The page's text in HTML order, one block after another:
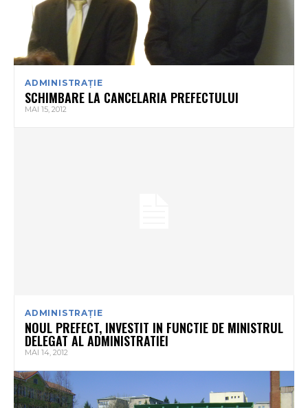
ADMINISTRAȚIE
SCHIMBARE LA CANCELARIA PREFECTULUI
MAI 15, 2012
ADMINISTRAȚIE
NOUL PREFECT, INVESTIT IN FUNCTIE DE MINISTRUL
DELEGAT AL ADMINISTRATIEI
MAI 14, 2012